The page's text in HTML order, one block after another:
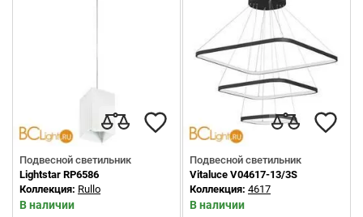
Подвесной светильник
Lightstar RP6586
Коллекция: Rullo
В наличии
Подвесной светильник
Vitaluce V04617-13/3S
Коллекция: 4617
В наличии